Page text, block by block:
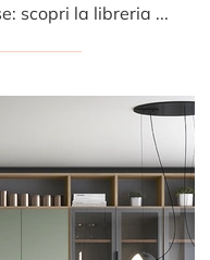
Finiture di pregio e forme decise: scopri la libreria Golf Infinity U09 di Colombini Casa tra le più belle Librerie moderne divisorie.